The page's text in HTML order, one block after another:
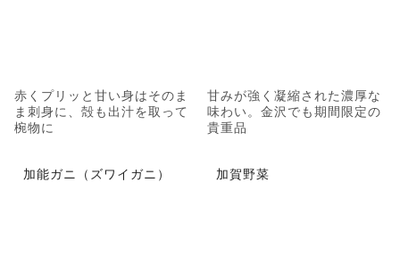
赤くプリッと甘い身はそのま
ま刺身に、殻も出汁を取って
椀物に
甘みが強く凝縮された濃厚な
味わい。金沢でも期間限定の
貴重品
加能ガニ（ズワイガニ） 加賀野菜